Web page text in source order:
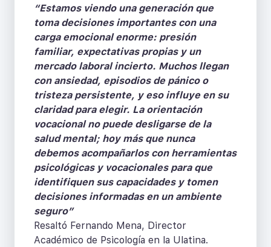
“Estamos viendo una generación que
toma decisiones importantes con una
carga emocional enorme: presión
familiar, expectativas propias y un
mercado laboral incierto. Muchos llegan
con ansiedad, episodios de pánico o
tristeza persistente, y eso influye en su
claridad para elegir. La orientación
vocacional no puede desligarse de la
salud mental; hoy más que nunca
debemos acompañarlos con herramientas
psicológicas y vocacionales para que
identifiquen sus capacidades y tomen
decisiones informadas en un ambiente
seguro”
Resaltó Fernando Mena, Director
Académico de Psicología en la Ulatina.